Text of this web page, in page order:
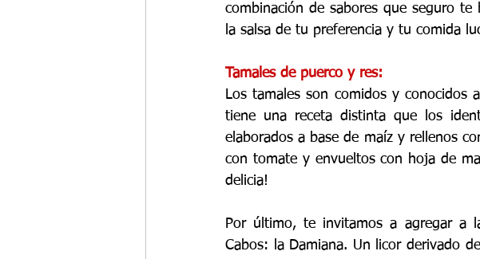
combinación de sabores que seguro
la salsa de tu preferencia y tu comida
Tamales de puerco y res:
Los tamales son comidos y
tiene una receta distinta que los
elaborados a base de maíz y rellenos
con tomate y envueltos con hoja de
delicia!
Por último, te invitamos a agregar a
Cabos: la Damiana. Un licor derivado